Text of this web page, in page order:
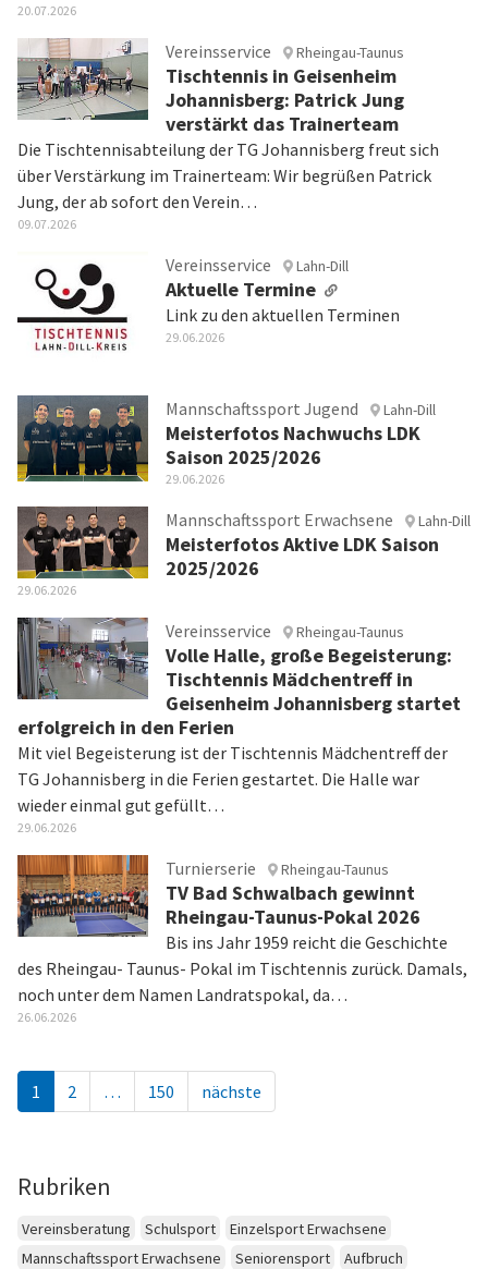
20.07.2026
Vereinsservice Rheingau-Taunus
Tischtennis in Geisenheim
Johannisberg: Patrick Jung
verstärkt das Trainerteam
Die Tischtennisabteilung der TG Johannisberg freut sich
über Verstärkung im Trainerteam: Wir begrüßen Patrick
Jung, der ab sofort den Verein…
09.07.2026
Vereinsservice Lahn-Dill
Aktuelle Termine
Link zu den aktuellen Terminen
29.06.2026
Mannschaftssport Jugend Lahn-Dill
Meisterfotos Nachwuchs LDK
Saison 2025/2026
29.06.2026
Mannschaftssport Erwachsene Lahn-Dill
Meisterfotos Aktive LDK Saison
2025/2026
29.06.2026
Vereinsservice Rheingau-Taunus
Volle Halle, große Begeisterung:
Tischtennis Mädchentreff in
Geisenheim Johannisberg startet
erfolgreich in den Ferien
Mit viel Begeisterung ist der Tischtennis Mädchentreff der
TG Johannisberg in die Ferien gestartet. Die Halle war
wieder einmal gut gefüllt…
29.06.2026
Turnierserie Rheingau-Taunus
TV Bad Schwalbach gewinnt
Rheingau-Taunus-Pokal 2026
Bis ins Jahr 1959 reicht die Geschichte
des Rheingau- Taunus- Pokal im Tischtennis zurück. Damals,
noch unter dem Namen Landratspokal, da…
26.06.2026
1 2 … 150 nächste
Rubriken
Vereinsberatung Schulsport
Einzelsport Erwachsene
Mannschaftssport Erwachsene
Seniorensport
Aufbruch